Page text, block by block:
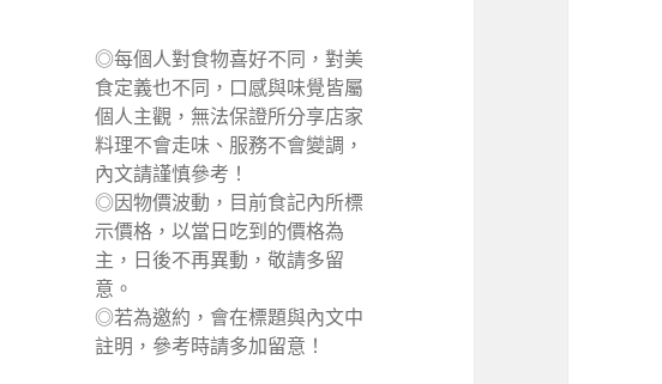
◎每個人對食物喜好不同，對美
食定義也不同，口感與味覺皆屬
個人主觀，無法保證所分享店家
料理不會走味、服務不會變調，
內文請謹慎參考！
◎因物價波動，目前食記內所標
示價格，以當日吃到的價格為
主，日後不再異動，敬請多留
意。
◎若為邀約，會在標題與內文中
註明，參考時請多加留意！